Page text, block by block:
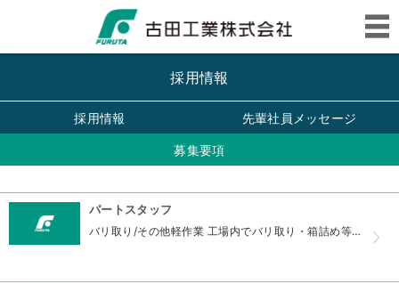
採用情報
採用情報 先輩社員メッセージ
募集要項
パートスタッフ
バリ取り/その他軽作業 工場内でバリ取り・箱詰め等の軽作業を行っていただきます。 職種 工場内パートスタッフ 雇用形態 パートタイマー 勤務時間 8：00～17:05の間で応相談 勤務地 静岡...